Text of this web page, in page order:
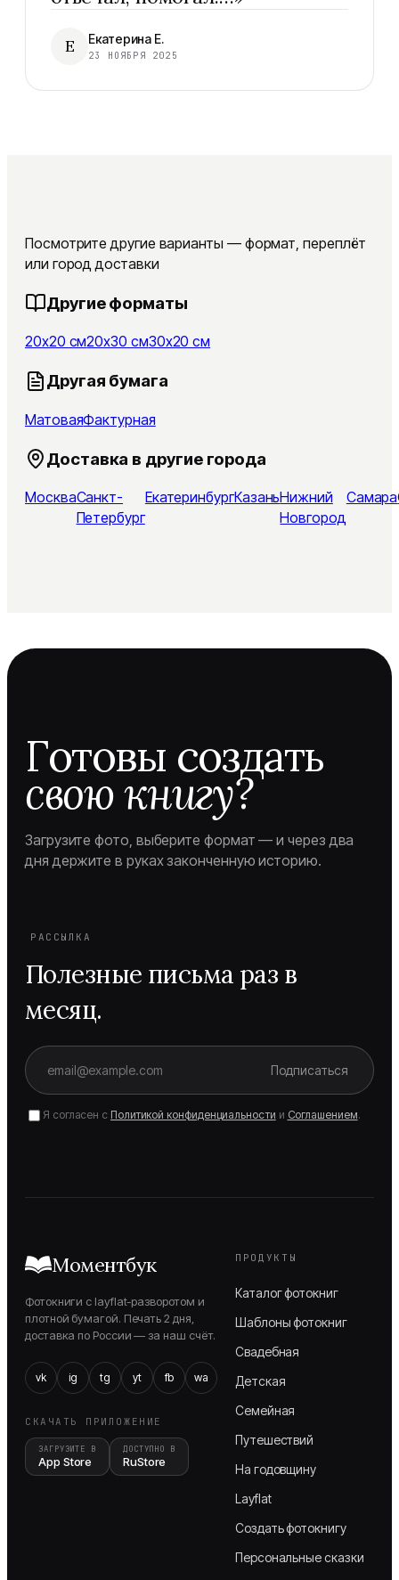
Е Екатерина Е.
23 НОЯБРЯ 2025
Посмотрите другие варианты — формат, переплёт
или город доставки
Другие форматы
20x20 см20x30 см30x20 см
Другая бумага
МатоваяФактурная
Доставка в другие города
МоскваСанкт-
Петербург
ЕкатеринбургКазаньНижний
Новгород
Самара
Готовы создать
свою книгу?
Загрузите фото, выберите формат — и через два
дня держите в руках законченную историю.
РАССЫЛКА
Полезные письма раз в
месяц.
Подписаться
Я согласен с Политикой конфиденциальности и Соглашением.
Моментбук
Фотокниги с layflat-разворотом и
плотной бумагой. Печать 2 дня,
доставка по России — за наш счёт.
vk ig tg yt fb wa
СКАЧАТЬ ПРИЛОЖЕНИЕ
ЗАГРУЗИТЕ В
App Store
ДОСТУПНО В
RuStore
ПРОДУКТЫ
Каталог фотокниг
Шаблоны фотокниг
Свадебная
Детская
Семейная
Путешествий
На годовщину
Layflat
Создать фотокнигу
Персональные сказки